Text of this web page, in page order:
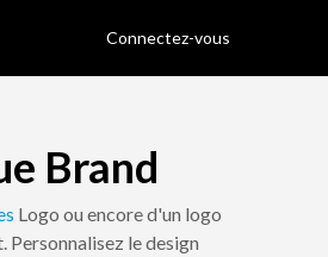
Connectez-vous
Brand
Logo ou encore d'un logo
Personnalisez le design